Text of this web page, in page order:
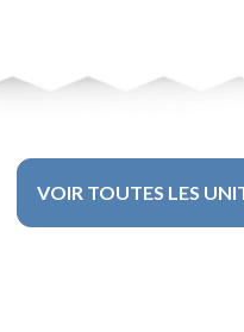
VOIR TOUTES LES